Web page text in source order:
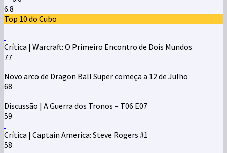
6.8
Top 10 do Cubo
Crítica | Warcraft: O Primeiro Encontro de Dois Mundos
77
Novo arco de Dragon Ball Super começa a 12 de Julho
68
Discussão | A Guerra dos Tronos – T06 E07
59
Crítica | Captain America: Steve Rogers #1
58